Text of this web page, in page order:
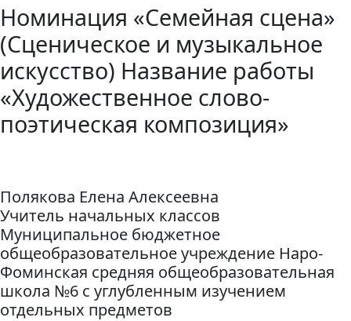
Номинация «Семейная сцена»
(Сценическое и музыкальное
искусство) Название работы
«Художественное слово-
поэтическая композиция»
Полякова Елена Алексеевна
Учитель начальных классов
Муниципальное бюджетное
общеобразовательное учреждение Наро-
Фоминская средняя общеобразовательная
школа №6 с углубленным изучением
отдельных предметов